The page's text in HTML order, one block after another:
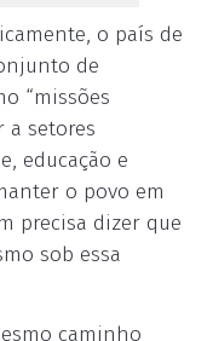
o país de
de
“missões
a setores
educação e
o povo em
precisa dizer que
sob essa
caminho